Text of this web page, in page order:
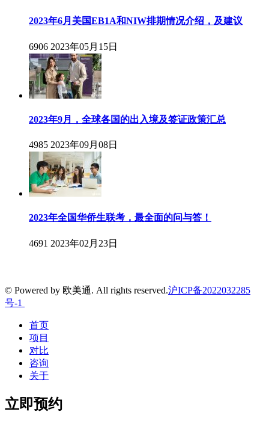
2023年6月美国EB1A和NIW排期情况介绍，及建议
6906 2023年05月15日
2023年9月，全球各国的出入境及签证政策汇总
4985 2023年09月08日
2023年全国华侨生联考，最全面的问与答！
4691 2023年02月23日
© Powered by 欧美通. All rights reserved.沪ICP备2022032285
号-1
首页
项目
对比
咨询
关于
立即预约